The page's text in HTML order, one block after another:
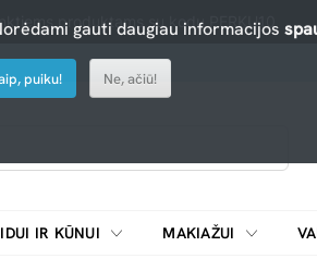
produktams su kodu PERKU10
IR KŪNUI MAKIAŽUI
gauti daugiau informacijos
puiku! Ne, ačiū!